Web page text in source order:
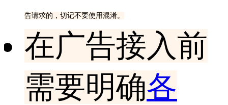
告请求的，切记不要使用混淆。
在广告接入前
需要明确各